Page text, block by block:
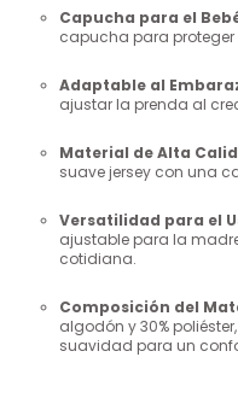
Capucha para el
capucha para proteger
Adaptable al
ajustar la prenda al
Material de Alta
suave jersey con una
Versatilidad para el
ajustable para la
cotidiana.
Composición del
algodón y 30%
suavidad para un